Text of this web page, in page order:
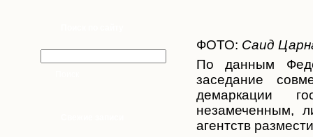
ФОТО: Саид
По данным
заседание
демаркации
незамеченным,
агентств